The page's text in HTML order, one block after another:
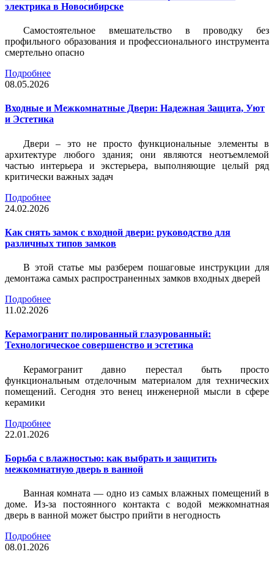
электрика в Новосибирске
Самостоятельное вмешательство в проводку без
профильного образования и профессионального инструмента
смертельно опасно
Подробнее
08.05.2026
Входные и Межкомнатные Двери: Надежная Защита, Уют
и Эстетика
Двери – это не просто функциональные элементы в
архитектуре любого здания; они являются неотъемлемой
частью интерьера и экстерьера, выполняющие целый ряд
критически важных задач
Подробнее
24.02.2026
Как снять замок с входной двери: руководство для
различных типов замков
В этой статье мы разберем пошаговые инструкции для
демонтажа самых распространенных замков входных дверей
Подробнее
11.02.2026
Керамогранит полированный глазурованный:
Технологическое совершенство и эстетика
Керамогранит давно перестал быть просто
функциональным отделочным материалом для технических
помещений. Сегодня это венец инженерной мысли в сфере
керамики
Подробнее
22.01.2026
Борьба с влажностью: как выбрать и защитить
межкомнатную дверь в ванной
Ванная комната — одно из самых влажных помещений в
доме. Из-за постоянного контакта с водой межкомнатная
дверь в ванной может быстро прийти в негодность
Подробнее
08.01.2026